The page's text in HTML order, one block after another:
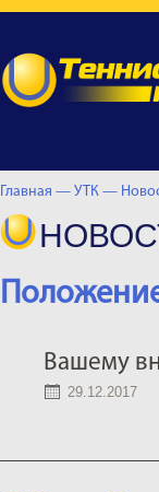
Главная — УТК —
Вашему
29.12.2017